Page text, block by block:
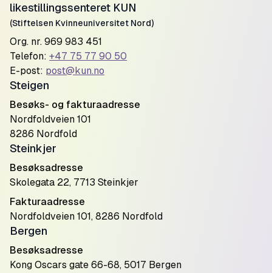
likestillingssenteret KUN
(Stiftelsen Kvinneuniversitet Nord)
Org. nr. 969 983 451
Telefon: +47 75 77 90 50
E-post: post@kun.no
Steigen
Besøks- og fakturaadresse
Nordfoldveien 101
8286 Nordfold
Steinkjer
Besøksadresse
Skolegata 22, 7713 Steinkjer
Fakturaadresse
Nordfoldveien 101, 8286 Nordfold
Bergen
Besøksadresse
Kong Oscars gate 66-68, 5017 Bergen